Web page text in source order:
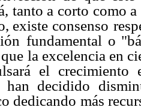
tanto a corto como
existe consenso
fundamental o
la excelencia en
el crecimiento
han decidido
dedicando más